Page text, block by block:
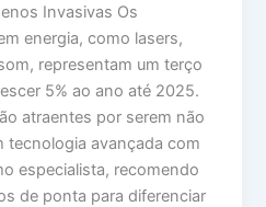
Invasivas Os
energia, como lasers,
representam um terço
5% ao ano até 2025.
atraentes por serem não
tecnologia avançada com
especialista, recomendo
de ponta para diferenciar